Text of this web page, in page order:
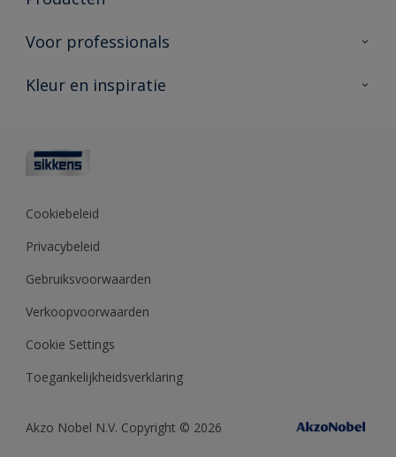
Duurzaamheid
Producten voor binnen
Vind je verkooppunt
Voor professionals
Advies & service
Polyfilla Pro
Sikkens Center
Kleur en inspiratie
Kleurcollecties
Kennisbank
Cookiebeleid
Privacybeleid
Gebruiksvoorwaarden
Verkoopvoorwaarden
Cookie Settings
Toegankelijkheidsverklaring
Akzo Nobel N.V. Copyright © 2026